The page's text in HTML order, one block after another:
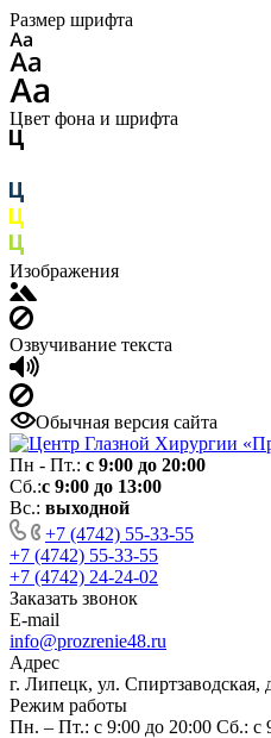
Размер шрифта
Цвет фона и шрифта
Изображения
Озвучивание текста
Обычная версия сайта
Пн - Пт.: с 9:00 до 20:00
Сб.:с 9:00 до 13:00
Вс.: выходной
+7 (4742) 55-33-55
+7 (4742) 55-33-55
+7 (4742) 24-24-02
Заказать звонок
E-mail
info@prozrenie48.ru
Адрес
г. Липецк, ул. Спиртзаводская,
Режим работы
Пн. – Пт.: с 9:00 до 20:00 Сб.: с